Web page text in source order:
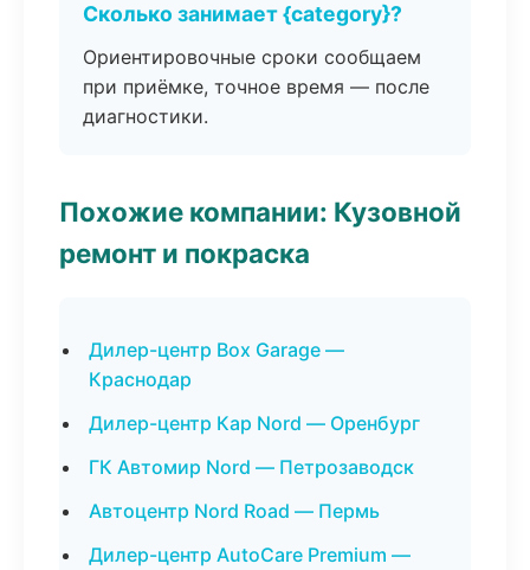
Сколько занимает {category}?
Ориентировочные сроки сообщаем
при приёмке, точное время — после
диагностики.
Похожие компании: Кузовной
ремонт и покраска
Дилер-центр Box Garage —
Краснодар
Дилер-центр Кар Nord — Оренбург
ГК Автомир Nord — Петрозаводск
Автоцентр Nord Road — Пермь
Дилер-центр AutoCare Premium —